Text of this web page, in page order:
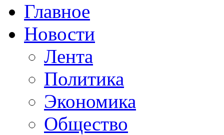
Главное
Новости
Лента
Политика
Экономика
Общество